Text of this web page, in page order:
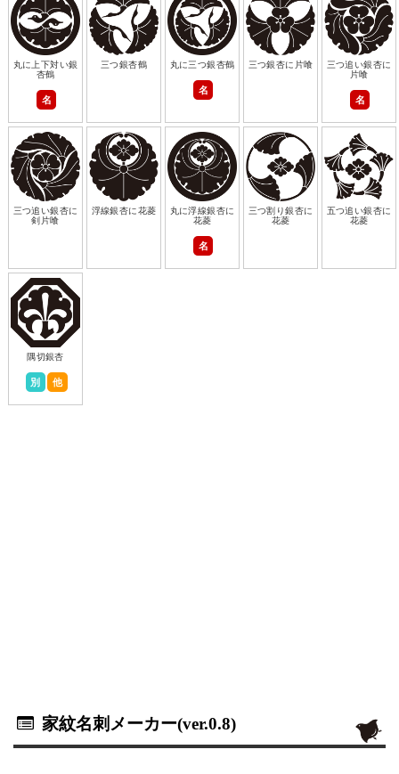
丸に上下対い銀
杏鶴
名
三つ銀杏鶴 丸に三つ銀杏鶴
名
三つ銀杏に片喰
三つ追い銀杏に
片喰
名
三つ追い銀杏に
剣片喰
浮線銀杏に花菱
丸に浮線銀杏に
花菱
名
三つ割り銀杏に
花菱
五つ追い銀杏に
花菱
隅切銀杏
別 他
家紋名刺メーカー(ver.0.8)